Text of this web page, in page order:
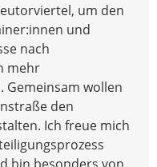
um den
und
nach
mehr
wollen
den
Ich freue mich
bin besonders von